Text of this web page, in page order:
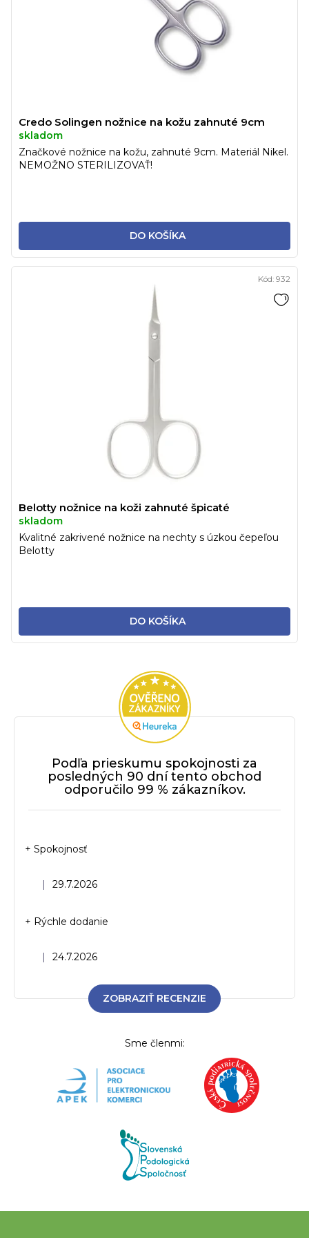
Credo Solingen nožnice na kožu zahnuté 9cm
skladom
DO KOŠÍKA
Značkové nožnice na kožu, zahnuté 9cm. Materiál Nikel.
NEMOŽNO STERILIZOVAŤ!
Belotty nožnice na koži zahnuté špicaté
skladom
DO KOŠÍKA
Kvalitné zakrivené nožnice na nechty s úzkou čepeľou
Belotty
Kód: 932
Podľa prieskumu spokojnosti za
posledných 90 dní tento obchod
odporučilo 99 % zákazníkov.
Hodnotenie obchodu je 5 z 5 hviezdičiek.
| 29.7.2026
+ Spokojnosť
Hodnotenie obchodu je 5 z 5 hviezdičiek.
| 24.7.2026
+ Rýchle dodanie
ZOBRAZIŤ RECENZIE
Sme členmi: